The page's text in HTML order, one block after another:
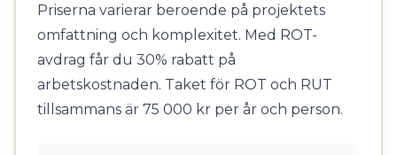
Priserna varierar beroende på projektets
omfattning och komplexitet. Med ROT-
avdrag får du 30% rabatt på
arbetskostnaden. Taket för ROT och RUT
tillsammans är 75 000 kr per år och person.